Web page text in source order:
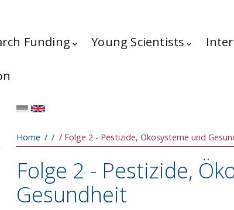
Funding Young Scientists
Breadcrumb
Home Folge 2 - Pestizide, Ökosysteme und
Folge 2 - Pestizide,
Gesundheit